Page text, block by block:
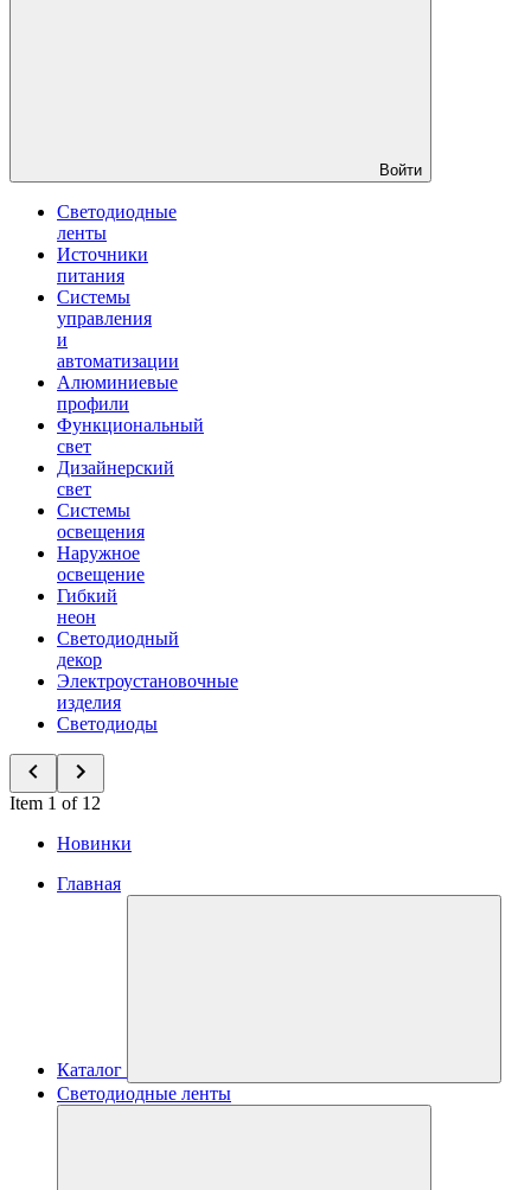
Войти
Светодиодные
ленты
Источники
питания
Системы
управления
и
автоматизации
Алюминиевые
профили
Функциональный
свет
Дизайнерский
свет
Системы
освещения
Наружное
освещение
Гибкий
неон
Светодиодный
декор
Электроустановочные
изделия
Светодиоды
Item 1 of 12
Новинки
Главная
Каталог
Светодиодные ленты